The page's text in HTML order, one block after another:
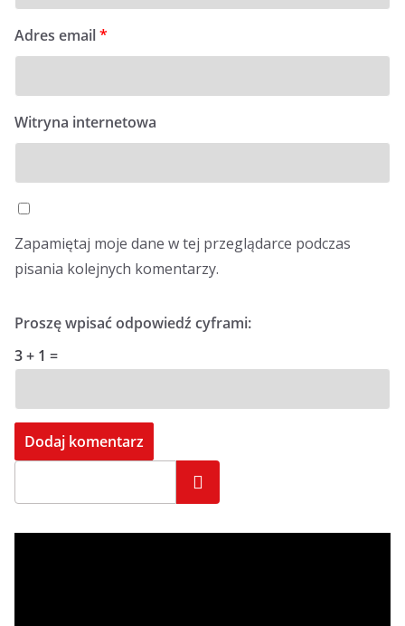
Adres email*
Witryna internetowa
Zapamiętaj moje dane w tej przeglądarce podczas
pisania kolejnych komentarzy.
Proszę wpisać odpowiedź cyframi:
3 + 1 =
Szukaj